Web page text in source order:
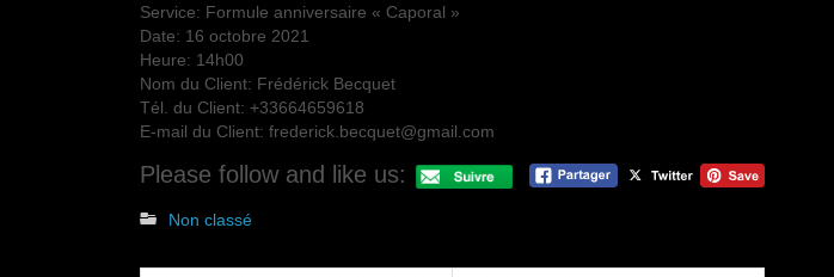
Service: Formule anniversaire « Caporal »
Date: 16 octobre 2021
Heure: 14h00
Nom du Client: Frédérick Becquet
Tél. du Client: +33664659618
E-mail du Client: frederick.becquet@gmail.com
Please follow and like us:
Non classé